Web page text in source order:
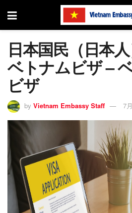
日本国民（日本
ベトナムビザ –
ビザ
by Vietnam Embassy Staff 7